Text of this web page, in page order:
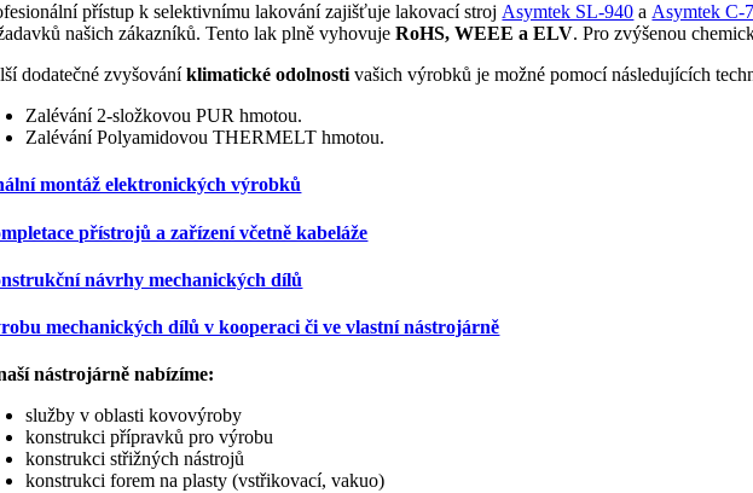
přístup k selektivnímu lakování zajišťuje lakovací stroj Asymtek SL-940 a Asymtek C-
našich zákazníků. Tento lak plně vyhovujeRoHS, WEEE a ELV. Pro zvýšenou
dodatečné zvyšováníklimatické odolnosti vašich výrobků je možné pomocí následujících
Zalévání 2-složkovou PUR hmotou.
Zalévání Polyamidovou THERMELT hmotou.
montáž elektronických výrobků
přístrojů a zařízení včetně kabeláže
návrhy mechanických dílů
mechanických dílů v kooperaci či ve vlastní nástrojárně
nástrojárně nabízíme:
služby v oblasti kovovýroby
konstrukci přípravků pro výrobu
konstrukci střižných nástrojů
konstrukci forem na plasty (vstřikovací, vakuo)